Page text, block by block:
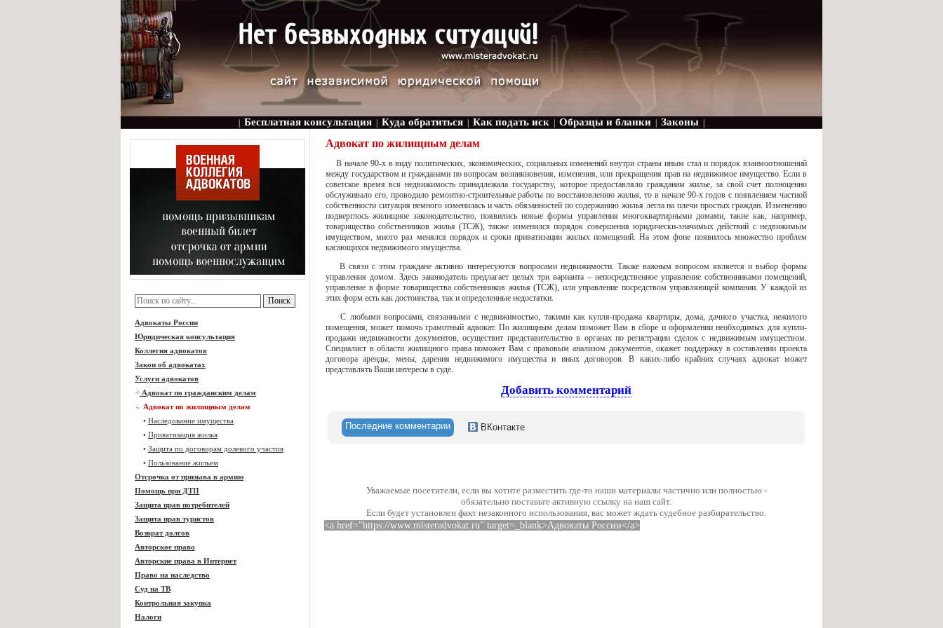
Бесплатная консультация Куда обратиться Как подать иск Образцы и бланки Законы
Адвокаты России
Юридическая консультация
Коллегия адвокатов
Закон об адвокатах
Услуги адвокатов
Адвокат по гражданским делам
Адвокат по жилищным делам
• Наследование имущества
• Приватизация жилья
• Защита по договорам долевого участия
• Пользование жильем
Отсрочка от призыва в армию
Помощь при ДТП
Защита прав потребителей
Защита прав туристов
Возврат долгов
Авторское право
Авторские права в Интернет
Право на наследство
Суд на ТВ
Контрольная закупка
Налоги
Адвокат по жилищным делам
В начале 90-х в виду политических, экономических, социальных изменений внутри страны иным стал и порядок взаимоотношений
между государством и гражданами по вопросам возникновения, изменения, или прекращения прав на недвижимое имущество. Если в
советское время вся недвижимость принадлежала государству, которое предоставляло гражданам жилье, за свой счет полноценно
обслуживало его, проводило ремонтно-строительные работы по восстановлению жилья, то в начале 90-х годов с появлением частной
собственности ситуация немного изменилась и часть обязанностей по содержанию жилья легла на плечи простых граждан. Изменению
подверглось жилищное законодательство, появились новые формы управления многоквартирными домами, такие как, например,
товарищество собственников жилья (ТСЖ), также изменился порядок совершения юридически-значимых действий с недвижимым
имуществом, много раз менялся порядок и сроки приватизации жилых помещений. На этом фоне появилось множество проблем
касающихся недвижимого имущества.
В связи с этим граждане активно интересуются вопросами недвижимости. Также важным вопросом является и выбор формы
управления домом. Здесь законодатель предлагает целых три варианта – непосредственное управление собственниками помещений,
управление в форме товарищества собственников жилья (ТСЖ), или управление посредством управляющей компании. У каждой из
этих форм есть как достоинства, так и определенные недостатки.
С любыми вопросами, связанными с недвижимостью, такими как купля-продажа квартиры, дома, дачного участка, нежилого
помещения, может помочь грамотный адвокат. По жилищным делам поможет Вам в сборе и оформлении необходимых для купли-
продажи недвижимости документов, осуществит представительство в органах по регистрации сделок с недвижимым имуществом.
Специалист в области жилищного права поможет Вам с правовым анализом документов, окажет поддержку в составлении проекта
договора аренды, мены, дарения недвижимого имущества и иных договоров. В каких-либо крайних случаях адвокат может
представлять Ваши интересы в суде.
Добавить комментарий
Последние комментарии ВКонтакте
Уважаемые посетители, если вы хотите разместить где-то наши материалы частично или полностью -
обязательно поставьте активную ссылку на наш сайт.
Если будет установлен факт незаконного использования, вас может ждать судебное разбирательство.
<a href="https://www.misteradvokat.ru" target=_blank>Адвокаты России</a>